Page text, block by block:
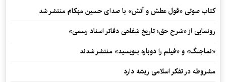
کتاب صوتی «قول عطش و آتش» با صدای حسین مهکام منتشر شد
رونمایی از «شرح حق؛ تاریخ شفاهی دفاتر اسناد رسمی»
«نماجنگ» و «فیلم را دوباره بنویسید» منتشر شدند
مشروطه در تفکر اسلامی ریشه دارد